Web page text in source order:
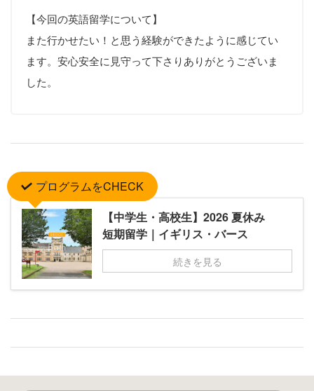
【今回の英語留学について】
また行かせたい！と思う経験ができたように感じてい
ます。安心安全に見守って下さりありがとうございま
した。
プログラムをCHECK
【中学生・高校生】2026 夏休み
短期留学｜イギリス・バース
続きを見る